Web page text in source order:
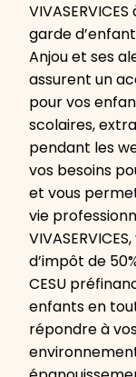
garde
Anjou et ses
assurent un
pour vos
scolaires,
pendant les
vos besoins
et vous
vie
d’impôt de
CESU
enfants en
répondre à